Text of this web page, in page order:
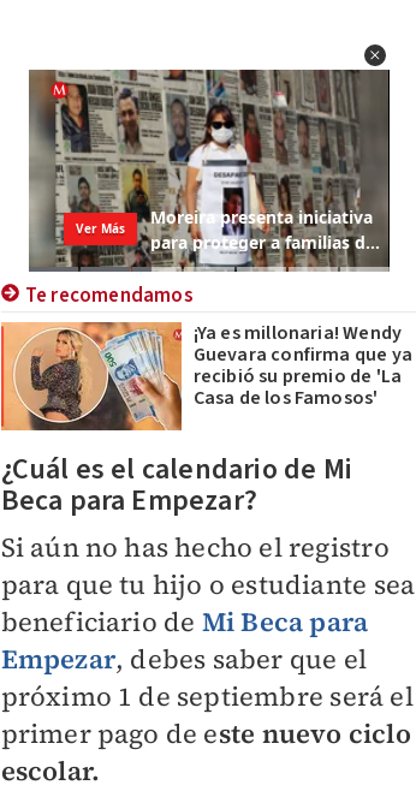
Te recomendamos
¡Ya es millonaria! Wendy
Guevara confirma que ya
recibió su premio de 'La
Casa de los Famosos'
¿Cuál es el calendario de Mi
Beca para Empezar?
Si aún no has hecho el registro
para que tu hijo o estudiante sea
beneficiario de Mi Beca para
Empezar, debes saber que el
próximo 1 de septiembre será el
primer pago de este nuevo ciclo
escolar.